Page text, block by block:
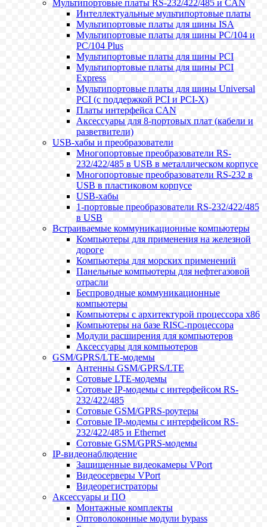
Мультипортовые платы RS-232/422/485 и CAN
Интеллектуальные мультипортовые платы
Мультипортовые платы для шины ISA
Мультипортовые платы для шины PC/104 и
PC/104 Plus
Мультипортовые платы для шины PCI
Мультипортовые платы для шины PCI
Express
Мультипортовые платы для шины Universal
PCI (с поддержкой PCI и PCI-X)
Платы интерфейса CAN
Аксессуары для 8-портовых плат (кабели и
разветвители)
USB-хабы и преобразователи
Многопортовые преобразователи RS-
232/422/485 в USB в металлическом корпусе
Многопортовые преобразователи RS-232 в
USB в пластиковом корпусе
USB-хабы
1-портовые преобразователи RS-232/422/485
в USB
Встраиваемые коммуникационные компьютеры
Компьютеры для применения на железной
дороге
Компьютеры для морских применений
Панельные компьютеры для нефтегазовой
отрасли
Беспроводные коммуникационные
компьютеры
Компьютеры с архитектурой процессора x86
Компьютеры на базе RISC-процессора
Модули расширения для компьютеров
Аксессуары для компьютеров
GSM/GPRS/LTE-модемы
Антенны GSM/GPRS/LTE
Сотовые LTE-модемы
Сотовые IP-модемы с интерфейсом RS-
232/422/485
Сотовые GSM/GPRS-роутеры
Сотовые IP-модемы с интерфейсом RS-
232/422/485 и Ethernet
Сотовые GSM/GPRS-модемы
IP-видеонаблюдение
Защищенные видеокамеры VPort
Видеосерверы VPort
Видеорегистраторы
Аксессуары и ПО
Монтажные комплекты
Оптоволоконные модули bypass